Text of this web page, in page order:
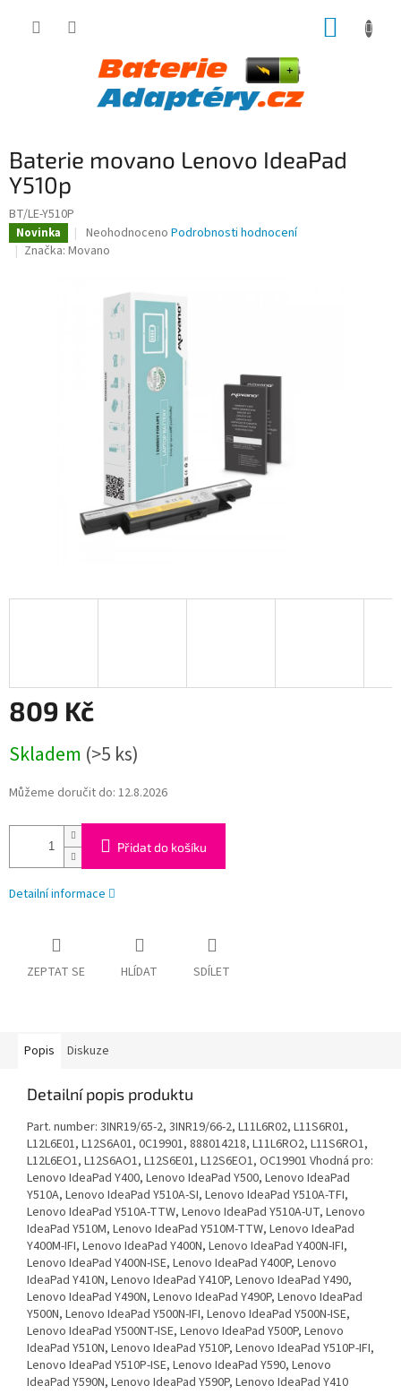
Baterie movano Lenovo IdeaPad
Y510p
BT/LE-Y510P
Novinka
Průměrné
hodnocení
hvězdiček.
Neohodnoceno Podrobnosti hodnocení
Značka: Movano
809 Kč
cena:
Skladem (>5 ks)
Můžeme doručit do: 12.8.2026
Přidat do košíku
Detailní informace
ZEPTAT SE HLÍDAT SDÍLET
Popis Diskuze
Detailní popis produktu
Part. number: 3INR19/65-2, 3INR19/66-2, L11L6R02, L11S6R01,
L12L6E01, L12S6A01, 0C19901, 888014218, L11L6RO2, L11S6RO1,
L12L6EO1, L12S6AO1, L12S6E01, L12S6EO1, OC19901 Vhodná pro:
Lenovo IdeaPad Y400, Lenovo IdeaPad Y500, Lenovo IdeaPad
Y510A, Lenovo IdeaPad Y510A-SI, Lenovo IdeaPad Y510A-TFI,
Lenovo IdeaPad Y510A-TTW, Lenovo IdeaPad Y510A-UT, Lenovo
IdeaPad Y510M, Lenovo IdeaPad Y510M-TTW, Lenovo IdeaPad
Y400M-IFI, Lenovo IdeaPad Y400N, Lenovo IdeaPad Y400N-IFI,
Lenovo IdeaPad Y400N-ISE, Lenovo IdeaPad Y400P, Lenovo
IdeaPad Y410N, Lenovo IdeaPad Y410P, Lenovo IdeaPad Y490,
Lenovo IdeaPad Y490N, Lenovo IdeaPad Y490P, Lenovo IdeaPad
Y500N, Lenovo IdeaPad Y500N-IFI, Lenovo IdeaPad Y500N-ISE,
Lenovo IdeaPad Y500NT-ISE, Lenovo IdeaPad Y500P, Lenovo
IdeaPad Y510N, Lenovo IdeaPad Y510P, Lenovo IdeaPad Y510P-IFI,
Lenovo IdeaPad Y510P-ISE, Lenovo IdeaPad Y590, Lenovo
IdeaPad Y590N, Lenovo IdeaPad Y590P, Lenovo IdeaPad Y410